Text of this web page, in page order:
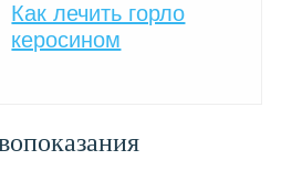
Как лечить горло
керосином